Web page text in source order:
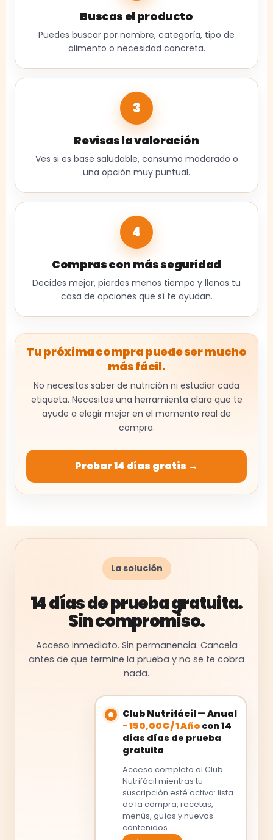
Buscas el producto
Puedes buscar por nombre, categoría, tipo de
alimento o necesidad concreta.
3
Revisas la valoración
Ves si es base saludable, consumo moderado o
una opción muy puntual.
4
Compras con más seguridad
Decides mejor, pierdes menos tiempo y llenas tu
casa de opciones que sí te ayudan.
Tu próxima compra puede ser mucho
más fácil.
No necesitas saber de nutrición ni estudiar cada
etiqueta. Necesitas una herramienta clara que te
ayude a elegir mejor en el momento real de
compra.
Probar 14 días gratis →
La solución
14 días de prueba gratuita.
Sin compromiso.
Acceso inmediato. Sin permanencia. Cancela
antes de que termine la prueba y no se te cobra
nada.
Club Nutrifácil — Anual
-150,00€/1 Año con 14
días días de prueba
gratuita
Acceso completo al Club
Nutrifácil mientras tu
suscripción esté activa: lista
de la compra, recetas,
menús, guías y nuevos
contenidos.